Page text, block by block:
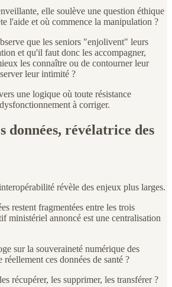
elle soulève une question éthique
l'aide et où commence la manipulation ?
que les seniors "enjolivent" leurs
et qu'il faut donc les accompagner,
les connaître ou de contourner leur
leur intimité ?
une logique où toute résistance
à corriger.
données, révélatrice des
révèle des enjeux plus larges.
restent fragmentées entre les trois
ministériel annoncé est une centralisation
sur la souveraineté numérique des
ces données de santé ?
récupérer, les supprimer, les transférer ?